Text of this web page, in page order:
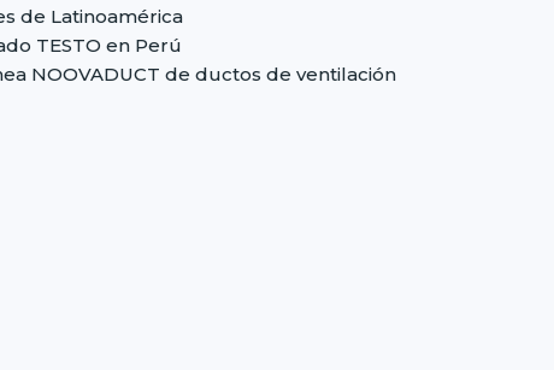
de Latinoamérica
TESTO en Perú
NOOVADUCT de ductos de ventilación